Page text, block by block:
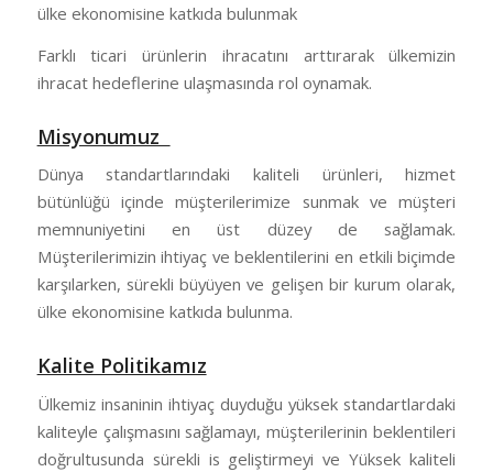
ülke ekonomisine katkıda bulunmak
Farklı ticari ürünlerin ihracatını arttırarak ülkemizin
ihracat hedeflerine ulaşmasında rol oynamak.
Misyonumuz
Dünya standartlarındaki kaliteli ürünleri, hizmet
bütünlüğü içinde müşterilerimize sunmak ve müşteri
memnuniyetini en üst düzey de sağlamak.
Müşterilerimizin ihtiyaç ve beklentilerini en etkili biçimde
karşılarken, sürekli büyüyen ve gelişen bir kurum olarak,
ülke ekonomisine katkıda bulunma.
Kalite Politikamız
Ülkemiz insaninin ihtiyaç duyduğu yüksek standartlardaki
kaliteyle çalışmasını sağlamayı, müşterilerinin beklentileri
doğrultusunda sürekli is geliştirmeyi ve Yüksek kaliteli